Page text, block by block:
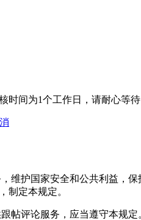
时间为1个工作日，请耐心等待
维护国家安全和公共利益，
制定本规定。
帖评论服务，应当遵守本规定